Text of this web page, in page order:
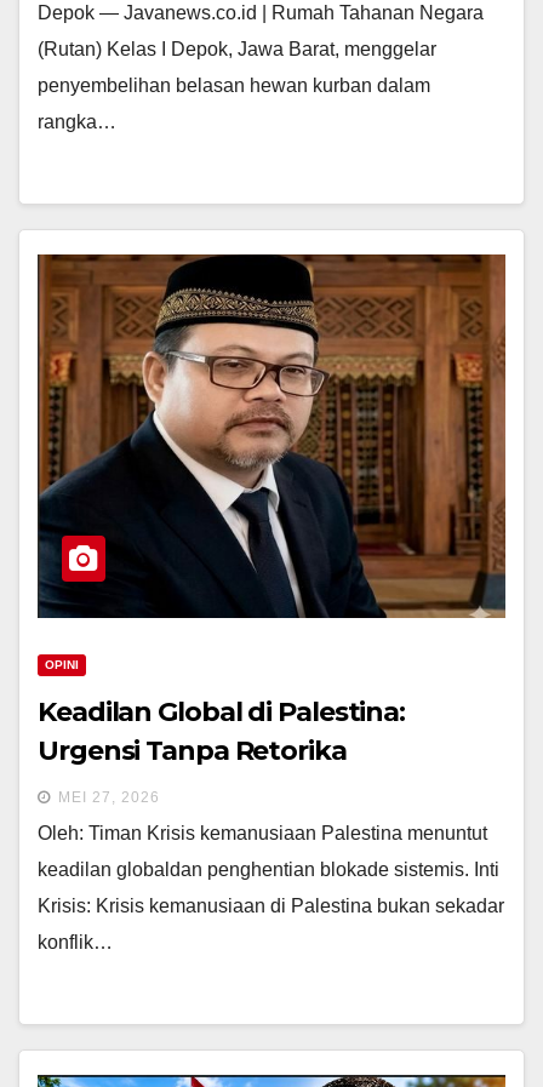
Depok — Javanews.co.id | Rumah Tahanan Negara
(Rutan) Kelas I Depok, Jawa Barat, menggelar
penyembelihan belasan hewan kurban dalam
rangka…
OPINI
Keadilan Global di Palestina:
Urgensi Tanpa Retorika
MEI 27, 2026
Oleh: Timan Krisis kemanusiaan Palestina menuntut
keadilan globaldan penghentian blokade sistemis. Inti
Krisis: Krisis kemanusiaan di Palestina bukan sekadar
konflik…